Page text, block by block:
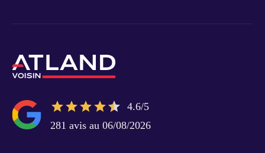
4.6/5
281 avis au 06/08/2026